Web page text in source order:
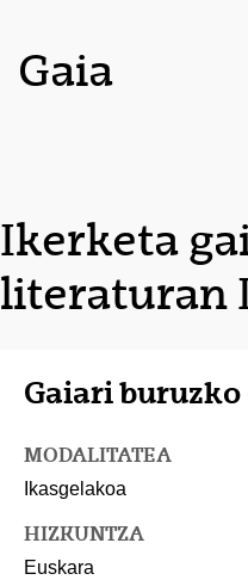
Gaia
Ikerketa
literaturan
Gaiari
MODALITATEA
Ikasgelakoa
HIZKUNTZA
Euskara